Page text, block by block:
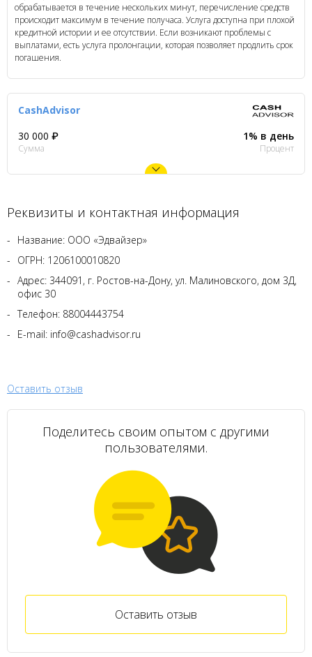
обрабатывается в течение нескольких минут, перечисление средств
происходит максимум в течение получаса. Услуга доступна при плохой
кредитной истории и ее отсутствии. Если возникают проблемы с
выплатами, есть услуга пролонгации, которая позволяет продлить срок
погашения.
CashAdvisor
30 000 ₽
Сумма
1% в день
Процент
Реквизиты и контактная информация
Название: ООО «Эдвайзер»
ОГРН: 1206100010820
Адрес: 344091, г. Ростов-на-Дону, ул. Малиновского, дом 3Д,
офис 30
Телефон: 88004443754
E-mail: info@cashadvisor.ru
Оставить отзыв
Поделитесь своим опытом с другими
пользователями.
Оставить отзыв